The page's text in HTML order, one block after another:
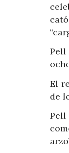
Pell
El
de
Pell